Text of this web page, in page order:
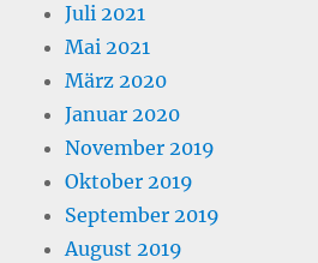
Juli 2021
Mai 2021
März 2020
Januar 2020
November 2019
Oktober 2019
September 2019
August 2019